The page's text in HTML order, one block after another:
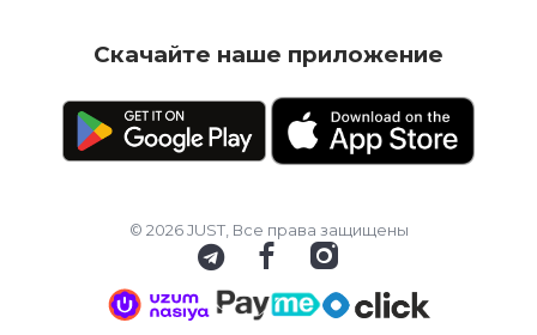
Скачайте наше приложение
© 2026 JUST, Все права защищены